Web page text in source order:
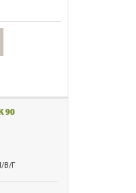
В/Г